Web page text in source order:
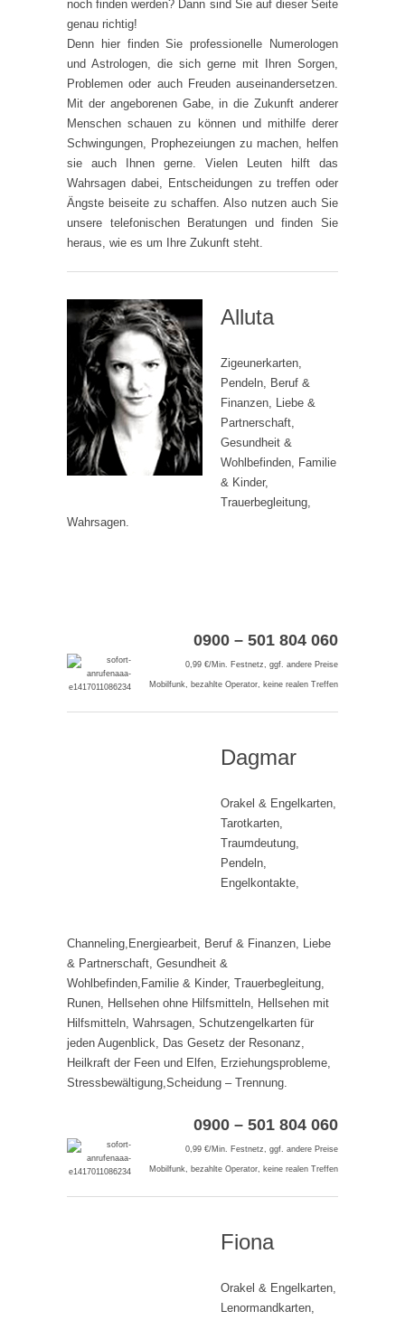
noch finden werden? Dann sind Sie auf dieser Seite
genau richtig!
Denn hier finden Sie professionelle Numerologen
und Astrologen, die sich gerne mit Ihren Sorgen,
Problemen oder auch Freuden auseinandersetzen.
Mit der angeborenen Gabe, in die Zukunft anderer
Menschen schauen zu können und mithilfe derer
Schwingungen, Prophezeiungen zu machen, helfen
sie auch Ihnen gerne. Vielen Leuten hilft das
Wahrsagen dabei, Entscheidungen zu treffen oder
Ängste beiseite zu schaffen. Also nutzen auch Sie
unsere telefonischen Beratungen und finden Sie
heraus, wie es um Ihre Zukunft steht.
Alluta
Zigeunerkarten,
Pendeln, Beruf &
Finanzen, Liebe &
Partnerschaft,
Gesundheit &
Wohlbefinden, Familie
& Kinder,
Trauerbegleitung,
Wahrsagen.
0900 – 501 804 060
0,99 €/Min. Festnetz, ggf. andere Preise
Mobilfunk, bezahlte Operator, keine realen Treffen
Dagmar
Orakel & Engelkarten,
Tarotkarten,
Traumdeutung,
Pendeln,
Engelkontakte,
Channeling,Energiearbeit, Beruf & Finanzen, Liebe
& Partnerschaft, Gesundheit &
Wohlbefinden,Familie & Kinder, Trauerbegleitung,
Runen, Hellsehen ohne Hilfsmitteln, Hellsehen mit
Hilfsmitteln, Wahrsagen, Schutzengelkarten für
jeden Augenblick, Das Gesetz der Resonanz,
Heilkraft der Feen und Elfen, Erziehungsprobleme,
Stressbewältigung,Scheidung – Trennung.
0900 – 501 804 060
0,99 €/Min. Festnetz, ggf. andere Preise
Mobilfunk, bezahlte Operator, keine realen Treffen
Fiona
Orakel & Engelkarten,
Lenormandkarten,